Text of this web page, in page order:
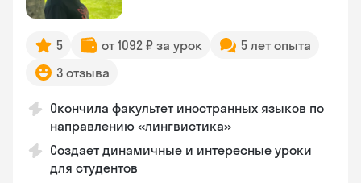
5 от 1092 ₽ за урок
5 лет опыта
3 отзыва
Окончила факультет иностранных языков по
направлению «лингвистика»
Создает динамичные и интересные уроки
для студентов